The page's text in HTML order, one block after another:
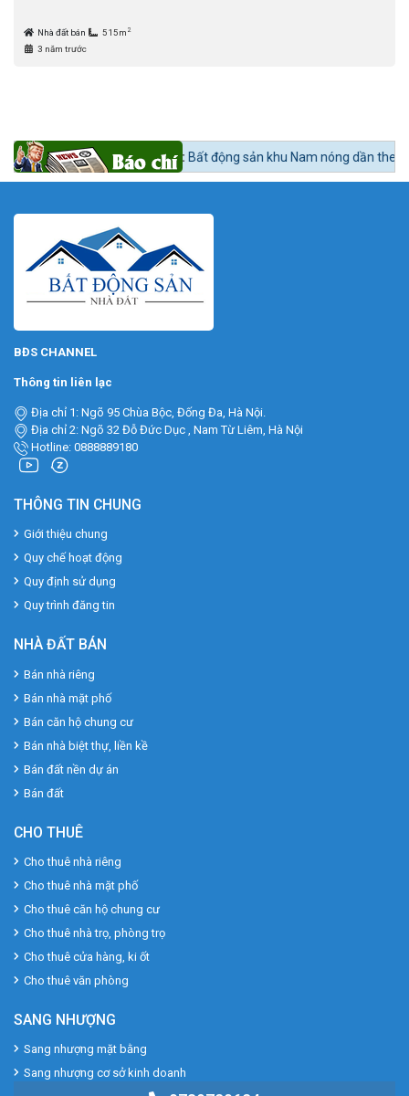
Nhà đất bán 515m 2
3 năm trước
tức 24h BĐS:Bất động sản khu Nam nóng dần theo lộ trình lên quận
BĐS CHANNEL
Thông tin liên lạc
Địa chỉ 1: Ngõ 95 Chùa Bộc, Đống Đa, Hà Nội.
Địa chỉ 2: Ngõ 32 Đỗ Đức Dục , Nam Từ Liêm, Hà Nội
Hotline: 0888889180
THÔNG TIN CHUNG
Giới thiệu chung
Quy chế hoạt động
Quy định sử dụng
Quy trình đăng tin
NHÀ ĐẤT BÁN
Bán nhà riêng
Bán nhà mặt phố
Bán căn hộ chung cư
Bán nhà biệt thự, liền kề
Bán đất nền dự án
Bán đất
CHO THUÊ
Cho thuê nhà riêng
Cho thuê nhà mặt phố
Cho thuê căn hộ chung cư
Cho thuê nhà trọ, phòng trọ
Cho thuê cửa hàng, ki ốt
Cho thuê văn phòng
SANG NHƯỢNG
Sang nhượng mặt bằng
Sang nhượng cơ sở kinh doanh